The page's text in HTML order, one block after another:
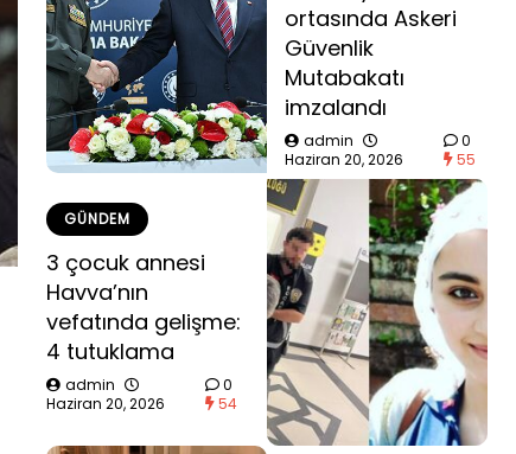
ortasında Askeri
Güvenlik
Mutabakatı
imzalandı
admin
Haziran 20, 2026
0
55
GÜNDEM
3 çocuk annesi
Havva’nın
vefatında gelişme:
4 tutuklama
admin
Haziran 20, 2026
0
54